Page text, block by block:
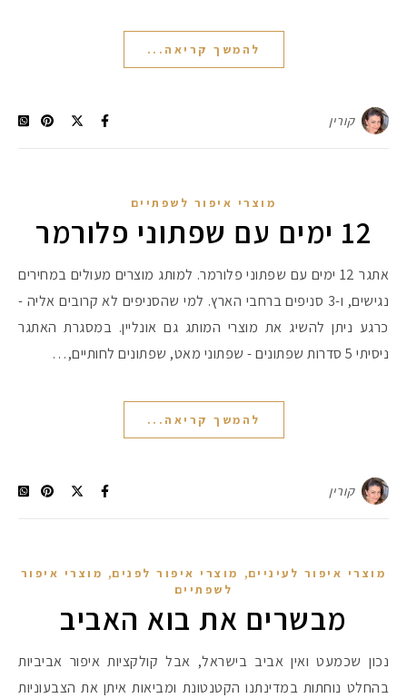
להמשך קריאה...
קורין
מוצרי איפור לשפתיים
12 ימים עם שפתוני פלורמר
אתגר 12 ימים עם שפתוני פלורמר. למותג מוצרים מעולים במחירים
נגישים, ו-3 סניפים ברחבי הארץ. למי שהסניפים לא קרובים אליה -
כרגע ניתן להשיג את מוצרי המותג גם אונליין. במסגרת האתגר
ניסיתי 5 סדרות שפתונים - שפתוני מאט, שפתונים לחותיים,…
להמשך קריאה...
קורין
מוצרי איפור לעיניים, מוצרי איפור לפנים, מוצרי איפור
לשפתיים
מבשרים את בוא האביב
נכון שכמעט ואין אביב בישראל, אבל קולקציות איפור אביביות
בהחלט נוחתות במדינתנו הקטנטונת ומביאות איתן את הצבעוניות